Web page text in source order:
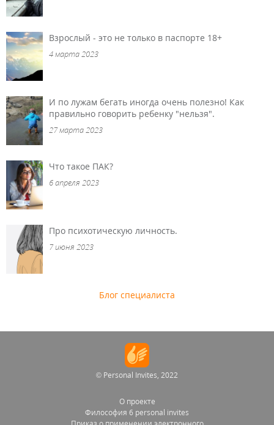
Взрослый - это не только в паспорте 18+
4 марта 2023
И по лужам бегать иногда очень полезно! Как
правильно говорить ребенку "нельзя".
27 марта 2023
Что такое ПАК?
6 апреля 2023
Про психотическую личность.
7 июня 2023
Блог специалиста
© Personal Invites, 2022
О проекте
Философия 6 personal invites